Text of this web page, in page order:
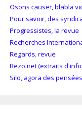
Osons causer, blabla
Pour savoir, des
Progressistes, la revue
Recherches
Regards, revue
Rezo.net (extraits
Silo, agora des